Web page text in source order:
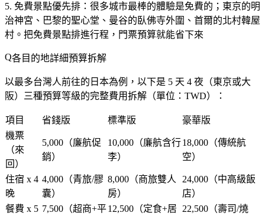
免費景點優先排 ：很多城市最棒的體驗是免費的；東京的明
治神宮、巴黎的聖心堂、曼谷的臥佛寺外圍、首爾的北村韓屋
村。把免費景點排進行程，門票預算就能省下來
各目的地詳細預算拆解
以最多台灣人前往的日本為例，以下是 5 天 4 夜（東京或大
阪）三種預算等級的完整費用拆解（單位：TWD）：
項目 省錢版 標準版
豪華版
機票
（來
回）
5,000（廉航促
銷）
10,000（廉航含行
李）
18,000（傳統航
空）
住宿 x 4
晚
4,000（青旅/膠
囊）
8,000（商旅雙人
房）
24,000（中高級飯
店）
餐費 x 5 7,500（超商+平12,500（定食+居
22,500（壽司/燒